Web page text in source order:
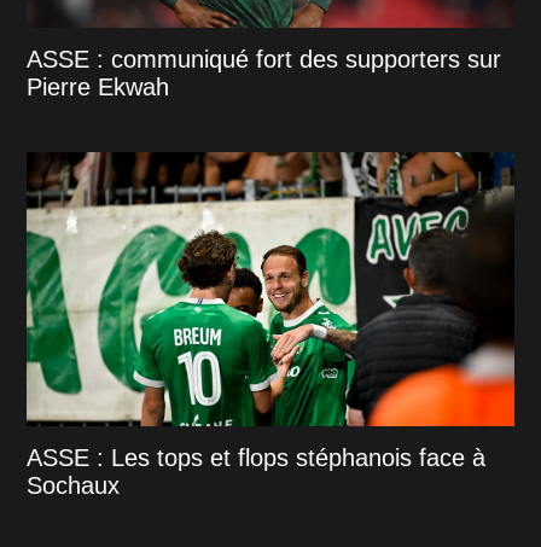
ASSE : communiqué fort des supporters sur
Pierre Ekwah
ASSE : Les tops et flops stéphanois face à
Sochaux